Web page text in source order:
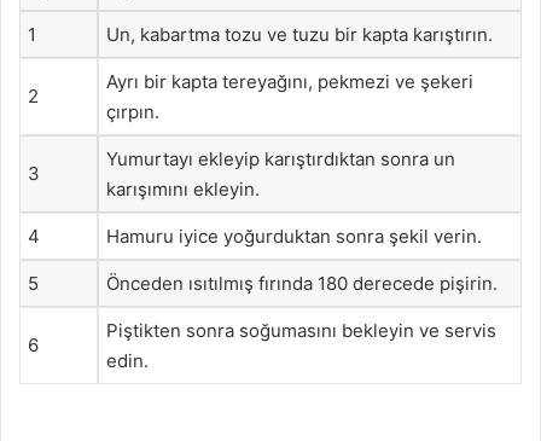
1 Un, kabartma tozu ve tuzu bir kapta karıştırın.
2
Ayrı bir kapta tereyağını, pekmezi ve şekeri
çırpın.
3
Yumurtayı ekleyip karıştırdıktan sonra un
karışımını ekleyin.
4 Hamuru iyice yoğurduktan sonra şekil verin.
5 Önceden ısıtılmış fırında 180 derecede pişirin.
6
Piştikten sonra soğumasını bekleyin ve servis
edin.